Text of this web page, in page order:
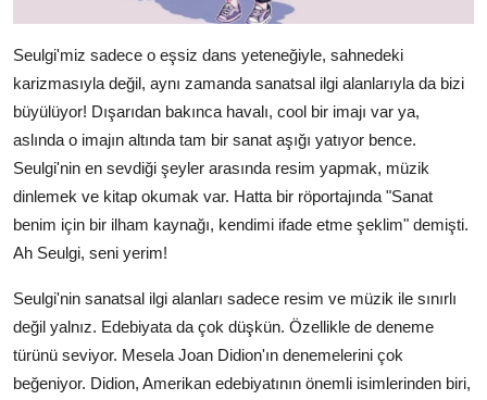
Seulgi'miz sadece o eşsiz dans yeteneğiyle, sahnedeki
karizmasıyla değil, aynı zamanda sanatsal ilgi alanlarıyla da bizi
büyülüyor! Dışarıdan bakınca havalı, cool bir imajı var ya,
aslında o imajın altında tam bir sanat aşığı yatıyor bence.
Seulgi'nin en sevdiği şeyler arasında resim yapmak, müzik
dinlemek ve kitap okumak var. Hatta bir röportajında "Sanat
benim için bir ilham kaynağı, kendimi ifade etme şeklim" demişti.
Ah Seulgi, seni yerim!
Seulgi'nin sanatsal ilgi alanları sadece resim ve müzik ile sınırlı
değil yalnız. Edebiyata da çok düşkün. Özellikle de deneme
türünü seviyor. Mesela Joan Didion'ın denemelerini çok
beğeniyor. Didion, Amerikan edebiyatının önemli isimlerinden biri,